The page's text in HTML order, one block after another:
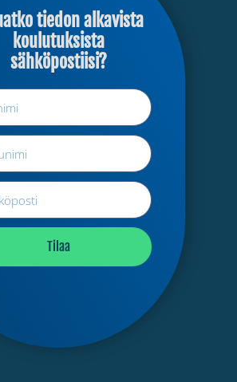
tiedon alkavista
koulutuksista
sähköpostiisi?
Tilaa